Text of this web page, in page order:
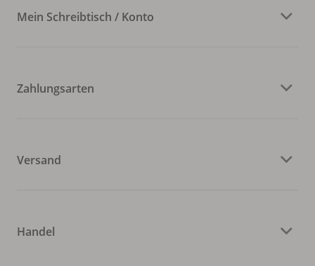
Mein Schreibtisch / Konto
Zahlungsarten
Versand
Handel